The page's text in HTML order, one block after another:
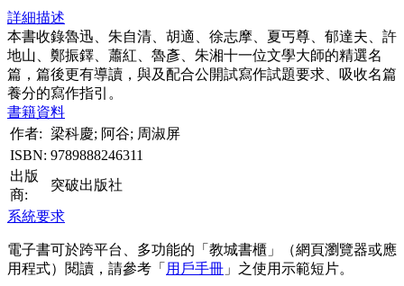
詳細描述
本書收錄魯迅、朱自清、胡適、徐志摩、夏丐尊、郁達夫、許
地山、鄭振鐸、蕭紅、魯彥、朱湘十一位文學大師的精選名
篇，篇後更有導讀，與及配合公開試寫作試題要求、吸收名篇
養分的寫作指引。
書籍資料
作者: 梁科慶; 阿谷; 周淑屏
ISBN: 9789888246311
出版
商:
突破出版社
系統要求
電子書可於跨平台、多功能的「教城書櫃」（網頁瀏覽器或應
用程式）閱讀，請參考「 用戶手冊 」之使用示範短片。